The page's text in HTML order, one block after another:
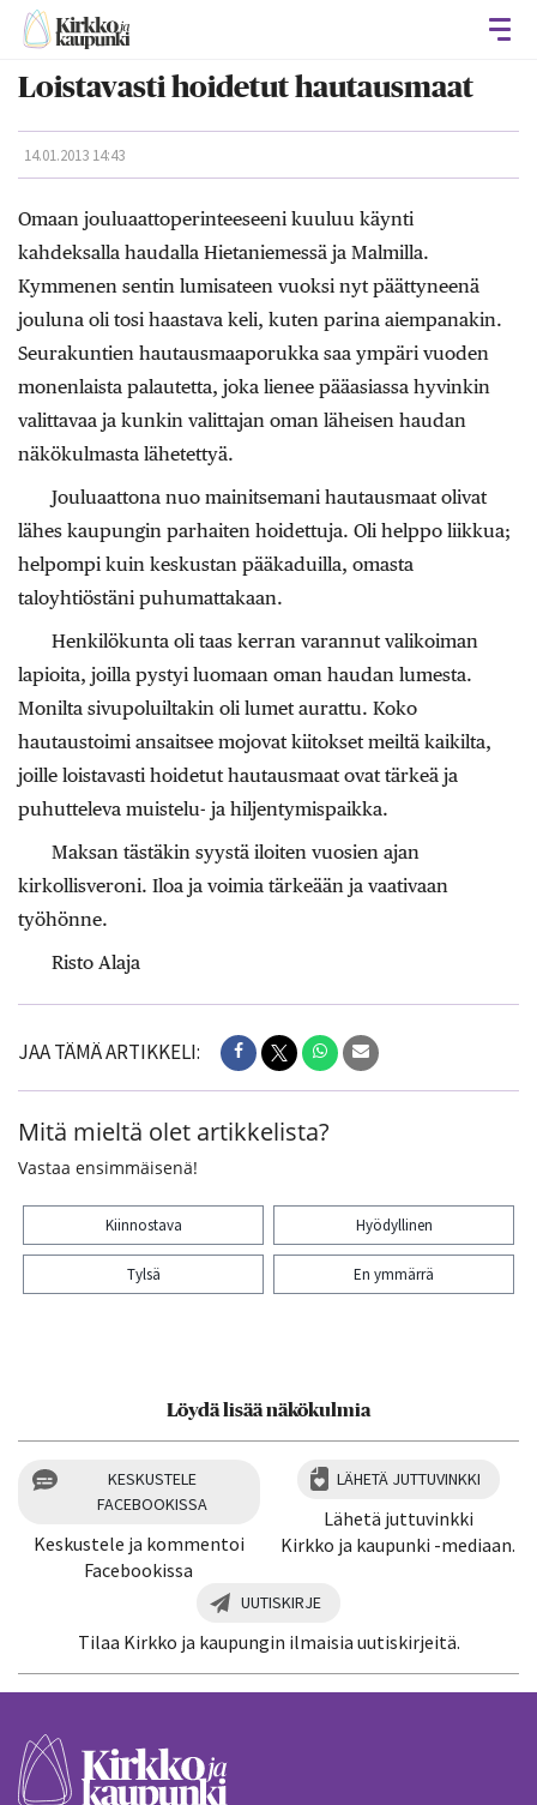
Loistavasti hoidetut hautausmaat
14.01.2013 14:43
Omaan jouluaattoperinteeseeni kuuluu käynti
kahdeksalla haudalla Hietaniemessä ja Malmilla.
Kymmenen sentin lumisateen vuoksi nyt päättyneenä
jouluna oli tosi haastava keli, kuten parina aiempanakin.
Seurakuntien hautausmaaporukka saa ympäri vuoden
monenlaista palautetta, joka lienee pääasiassa hyvinkin
valittavaa ja kunkin valittajan oman läheisen haudan
näkökulmasta lähetettyä.
Jouluaattona nuo mainitsemani hautausmaat olivat
lähes kaupungin parhaiten hoidettuja. Oli helppo liikkua;
helpompi kuin keskustan pääkaduilla, omasta
taloyhtiöstäni puhumattakaan.
Henkilökunta oli taas kerran varannut valikoiman
lapioita, joilla pystyi luomaan oman haudan lumesta.
Monilta sivupoluiltakin oli lumet aurattu. Koko
hautaustoimi ansaitsee mojovat kiitokset meiltä kaikilta,
joille loistavasti hoidetut hautausmaat ovat tärkeä ja
puhutteleva muistelu- ja hiljentymispaikka.
Maksan tästäkin syystä iloiten vuosien ajan
kirkollisveroni. Iloa ja voimia tärkeään ja vaativaan
työhönne.
Risto Alaja
JAA TÄMÄ ARTIKKELI:
Mitä mieltä olet artikkelista?
Vastaa ensimmäisenä!
Kiinnostava Hyödyllinen
Tylsä En ymmärrä
Löydä lisää näkökulmia
KESKUSTELE
FACEBOOKISSA
Keskustele ja kommentoi
Facebookissa
LÄHETÄ JUTTUVINKKI
Lähetä juttuvinkki
Kirkko ja kaupunki -mediaan.
UUTISKIRJE
Tilaa Kirkko ja kaupungin ilmaisia uutiskirjeitä.